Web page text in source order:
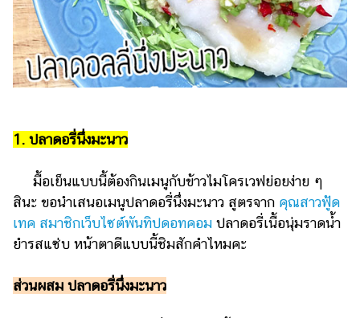
กระปุก
คอร์ส
ออนไลน์
ออนไลน์
โฆษณา
แจ้ง
ปัญหา
งาน
กับ
1. ปลาดอรี่นึ่งมะนาว
มื้อเย็นแบบนี้ต้องกินเมนูกับข้าวไมโครเวฟย่อยง่าย ๆ
สินะ ขอนำเสนอเมนูปลาดอรี่นึ่งมะนาว สูตรจาก คุณสาวฟู้ด
เทค สมาชิกเว็บไซต์พันทิปดอทคอม ปลาดอรี่เนื้อนุ่มราดน้ำ
ยำรสแซ่บ หน้าตาดีแบบนี้ชิมสักคำไหมคะ
ส่วนผสม ปลาดอรี่นึ่งมะนาว